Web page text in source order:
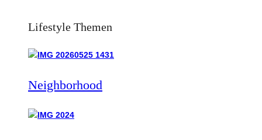
Lifestyle Themen
Neighborhood